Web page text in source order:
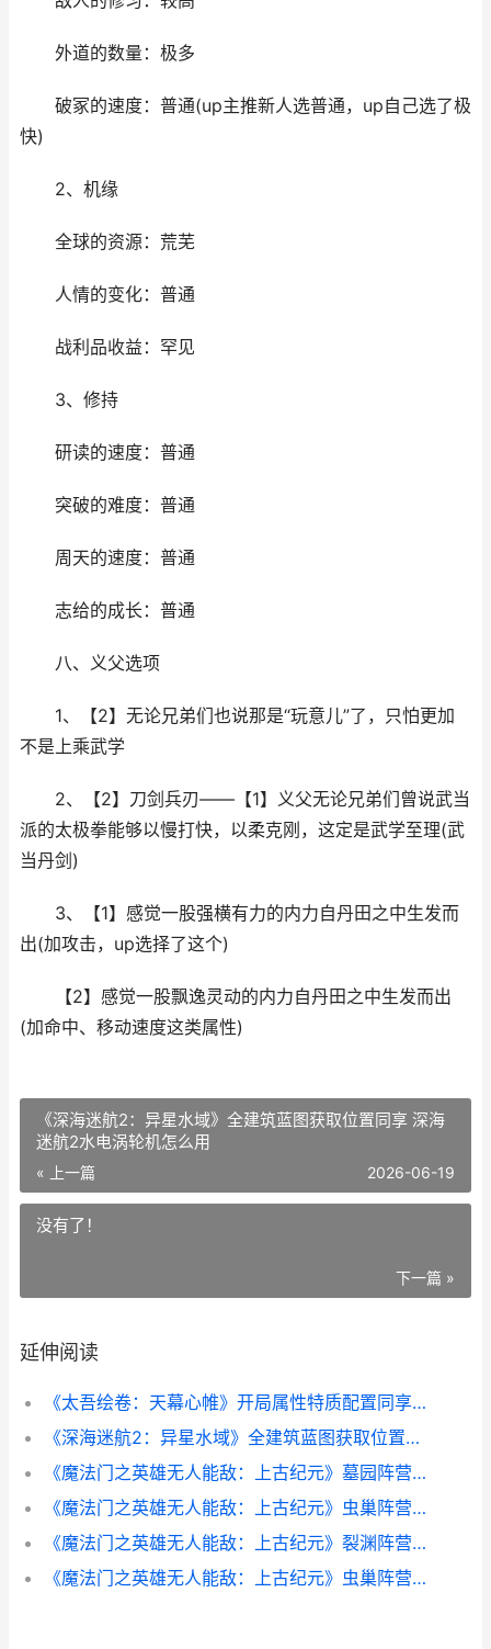
外道的数量：极多
破冢的速度：普通(up主推新人选普通，up自己选了极
快)
2、机缘
全球的资源：荒芜
人情的变化：普通
战利品收益：罕见
3、修持
研读的速度：普通
突破的难度：普通
周天的速度：普通
志给的成长：普通
八、义父选项
1、【2】无论兄弟们也说那是“玩意儿”了，只怕更加
不是上乘武学
2、【2】刀剑兵刃——【1】义父无论兄弟们曾说武当
派的太极拳能够以慢打快，以柔克刚，这定是武学至理(武
当丹剑)
3、【1】感觉一股强横有力的内力自丹田之中生发而
出(加攻击，up选择了这个)
【2】感觉一股飘逸灵动的内力自丹田之中生发而出
(加命中、移动速度这类属性)
《深海迷航2：异星水域》全建筑蓝图获取位置同享 深海
迷航2水电涡轮机怎么用
« 上一篇 2026-06-19
没有了！
下一篇 »
延伸阅读
《太吾绘卷：天幕心帷》开局属性特质配置同享 太吾绘卷天人
《深海迷航2：异星水域》全建筑蓝图获取位置同享 深海迷航2水电涡轮机怎么用
《魔法门之英雄无人能敌：上古纪元》墓园阵营方法全策略同享 魔法门之英雄无敌3死亡阴影手机版
《魔法门之英雄无人能敌：上古纪元》虫巢阵营新人开荒策略同享 魔法门之英雄无敌3套装图
《魔法门之英雄无人能敌：上古纪元》裂渊阵营方法全策略同享 魔法门之英雄无敌3
《魔法门之英雄无人能敌：上古纪元》虫巢阵营方法全策略同享 魔法门之英雄无敌上古纪元